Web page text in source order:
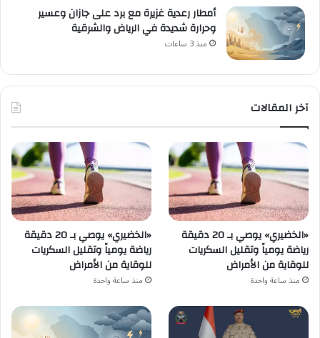
أمطار رعدية غزيرة مع برد على جازان وعسير
وحرارة شديدة في الرياض والشرقية
منذ 3 ساعات
آخر المقالات
«الخضيري» يوصي بـ 20 دقيقة
رياضة يومياً وتقليل السكريات
للوقاية من الأمراض
منذ ساعة واحدة
«الخضيري» يوصي بـ 20 دقيقة
رياضة يومياً وتقليل السكريات
للوقاية من الأمراض
منذ ساعة واحدة